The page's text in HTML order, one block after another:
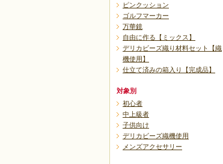
ピンクッション
ゴルフマーカー
万華鏡
自由に作る【ミックス】
デリカビーズ織り材料セット【織
機使用】
仕立て済みの箱入り【完成品】
対象別
初心者
中上級者
子供向け
デリカビーズ織機使用
メンズアクセサリー